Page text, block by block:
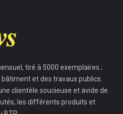
tiré à 5000 exemplaires ;
et des travaux publics.
clientèle soucieuse et avide de
les différents produits et